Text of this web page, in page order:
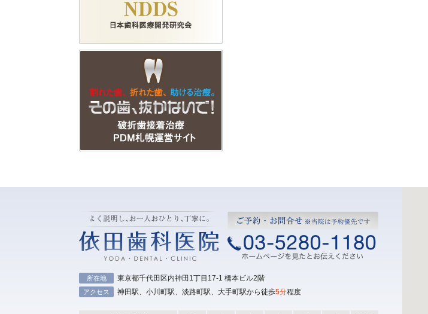
所在地 東京都千代田区内神田1丁目17-1 橋本ビル2階
アクセス 神田駅、小川町駅、淡路町駅、大手町駅から徒歩5分程度